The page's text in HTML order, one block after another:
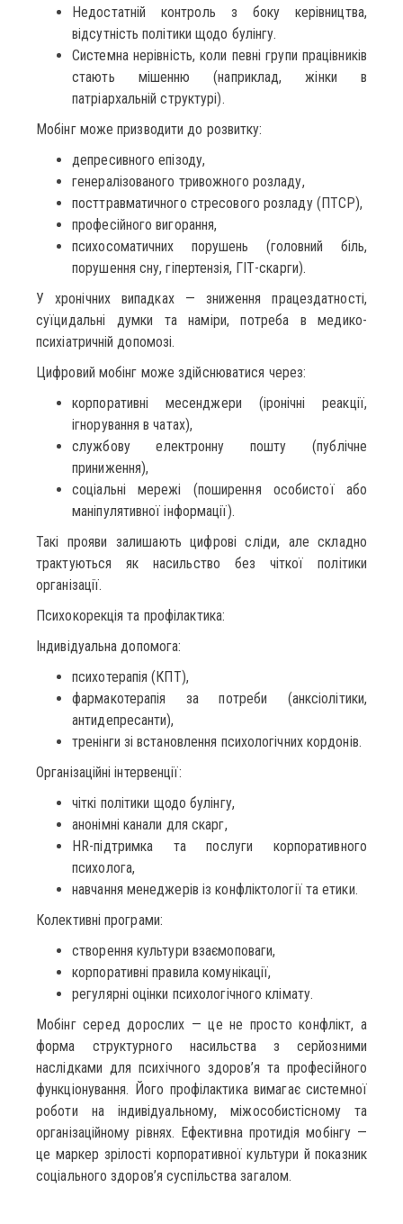
Недостатній контроль з боку керівництва,
відсутність політики щодо булінгу.
Системна нерівність, коли певні групи працівників
стають мішенню (наприклад, жінки в
патріархальній структурі).
Мобінг може призводити до розвитку:
депресивного епізоду,
генералізованого тривожного розладу,
посттравматичного стресового розладу (ПТСР),
професійного вигорання,
психосоматичних порушень (головний біль,
порушення сну, гіпертензія, ГІТ-скарги).
У хронічних випадках — зниження працездатності,
суїцидальні думки та наміри, потреба в медико-
психіатричній допомозі.
Цифровий мобінг може здійснюватися через:
корпоративні месенджери (іронічні реакції,
ігнорування в чатах),
службову електронну пошту (публічне
приниження),
соціальні мережі (поширення особистої або
маніпулятивної інформації).
Такі прояви залишають цифрові сліди, але складно
трактуються як насильство без чіткої політики
організації.
Психокорекція та профілактика:
Індивідуальна допомога:
психотерапія (КПТ),
фармакотерапія за потреби (анксіолітики,
антидепресанти),
тренінги зі встановлення психологічних кордонів.
Організаційні інтервенції:
чіткі політики щодо булінгу,
анонімні канали для скарг,
HR-підтримка та послуги корпоративного
психолога,
навчання менеджерів із конфліктології та етики.
Колективні програми:
створення культури взаємоповаги,
корпоративні правила комунікації,
регулярні оцінки психологічного клімату.
Мобінг серед дорослих — це не просто конфлікт, а
форма структурного насильства з серйозними
наслідками для психічного здоров’я та професійного
функціонування. Його профілактика вимагає системної
роботи на індивідуальному, міжособистісному та
організаційному рівнях. Ефективна протидія мобінгу —
це маркер зрілості корпоративної культури й показник
соціального здоров’я суспільства загалом.